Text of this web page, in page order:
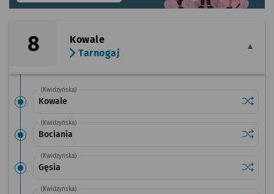
8
Kowale
Tarnogaj
(Kwidzyńska)
Kowale
(Kwidzyńska)
Bociania
(Kwidzyńska)
Gęsia
(Kwidzyńska)